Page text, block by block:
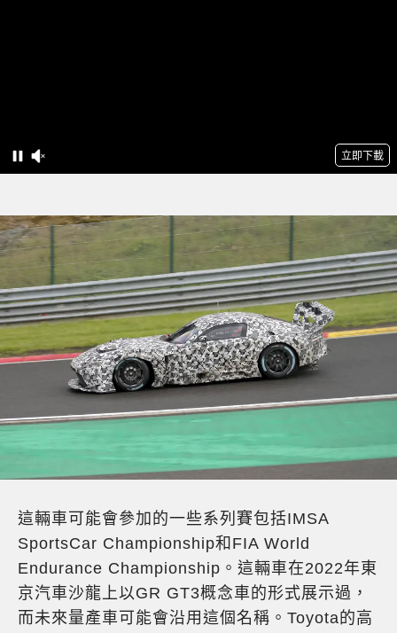
這輛車可能會參加的一些系列賽包括IMSA
SportsCar Championship和FIA World
Endurance Championship。這輛車在2022年東
京汽車沙龍上以GR GT3概念車的形式展示過，
而未來量產車可能會沿用這個名稱。Toyota的高